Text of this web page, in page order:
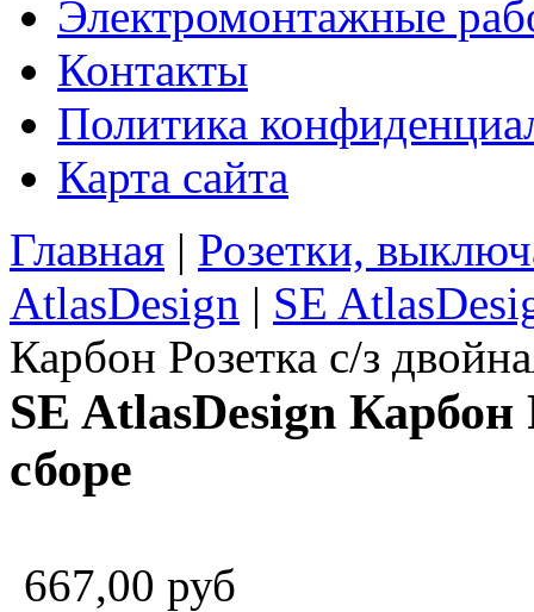
Электромонтажные
Контакты
Политика
Карта сайта
Главная | Розетки,
AtlasDesign | SE
Карбон Розетка с/з
SE AtlasDesign Карбон
сборе
667,00 руб